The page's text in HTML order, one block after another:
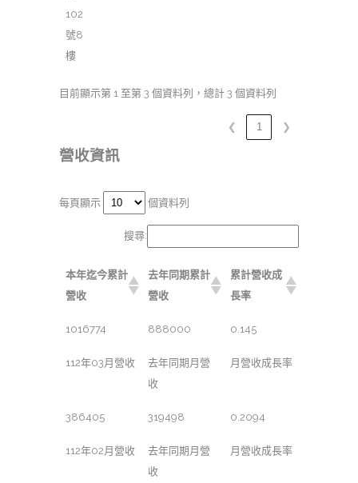
102
號8
樓
目前顯示第 1 至第 3 個資料列，總計 3 個資料列
❮ 1 ❯
營收資訊
每頁顯示 個資料列
搜尋:
本年迄今累計
營收
去年同期累計
營收
累計營收成
長率
1016774 888000 0.145
112年03月營收
去年同期月營
收
月營收成長率
386405 319498 0.2094
112年02月營收
去年同期月營
收
月營收成長率